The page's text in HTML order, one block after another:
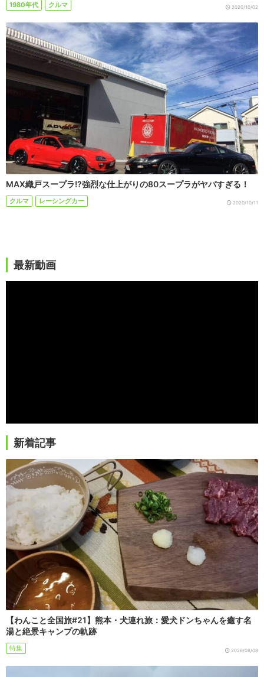
1980年代 クルマ 2020/10/02
MAX織戸スープラ!?強烈な仕上がりの80スープラがヤバすぎる！
クルマ レーシングカー 2020/10/11
最新動画
新着記事
【わんこと全国旅#21】熊本・犬連れ旅：愛犬ドンちゃんを癒す名
湯と絶景キャンプの軌跡
特集 2026/08/08